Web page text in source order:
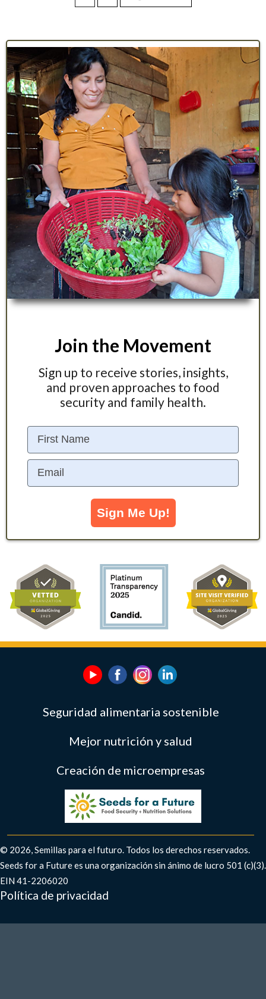
Join the Movement
Sign up to receive stories, insights,
and proven approaches to food
security and family health.
First Name
Email
Sign Me Up!
Seguridad alimentaria sostenible
Mejor nutrición y salud
Creación de microempresas
© 2026, Semillas para el futuro. Todos los derechos reservados.
Seeds for a Future es una organización sin ánimo de lucro 501 (c)(3).
EIN 41-2206020
Política de privacidad